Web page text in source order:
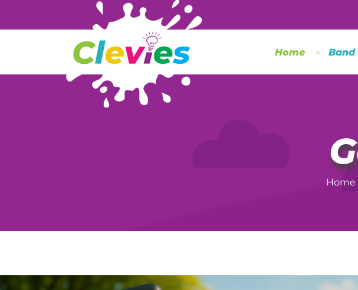
Home Band
Home